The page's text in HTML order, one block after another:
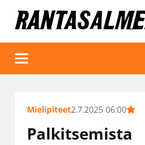
Mielipiteet2.7.2025 06:00
Palkitsemista